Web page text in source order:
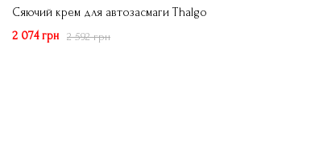
Сяючий крем для автозасмаги Thalgo
2 592 грн
2 074 грн